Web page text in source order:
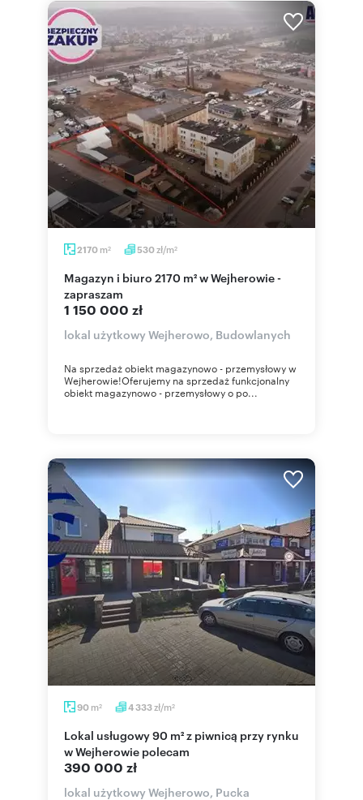
2170 m2 530zł/m2
Magazyn i biuro 2170 m² w Wejherowie -
zapraszam
1 150 000 zł
lokal użytkowy Wejherowo, Budowlanych
Na sprzedaż obiekt magazynowo - przemysłowy w
Wejherowie!Oferujemy na sprzedaż funkcjonalny
obiekt magazynowo - przemysłowy o po...
90 m2 4 333zł/m2
Lokal usługowy 90 m² z piwnicą przy rynku
w Wejherowie polecam
390 000 zł
lokal użytkowy Wejherowo, Pucka